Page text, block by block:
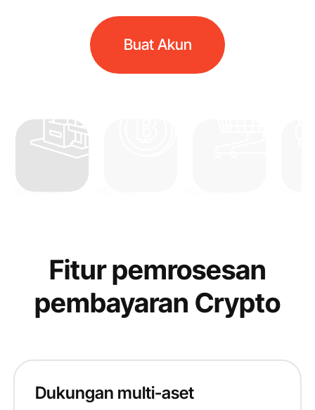
Buat Akun
Fitur pemrosesan
pembayaran Crypto
Dukungan multi-aset